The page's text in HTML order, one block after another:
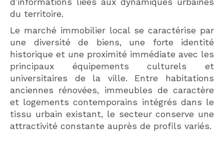
du territoire.
Le marché immobilier local se caractérise par
une diversité de biens, une forte identité
historique et une proximité immédiate avec les
principaux équipements culturels et
universitaires de la ville. Entre habitations
anciennes rénovées, immeubles de caractère
et logements contemporains intégrés dans le
tissu urbain existant, le secteur conserve une
attractivité constante auprès de profils variés.